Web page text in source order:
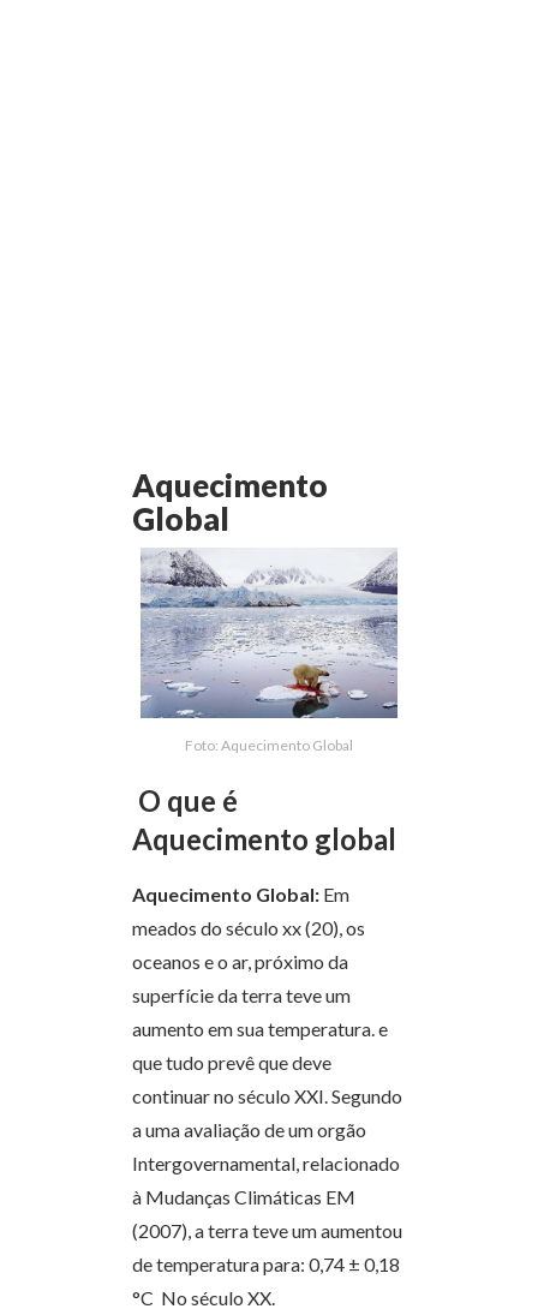
Aquecimento
Global
Foto: Aquecimento Global
O que é
Aquecimento global
Aquecimento Global: Em
meados do século xx (20), os
oceanos e o ar, próximo da
superfície da terra teve um
aumento em sua temperatura. e
que tudo prevê que deve
continuar no século XXI. Segundo
a uma avaliação de um orgão
Intergovernamental, relacionado
à Mudanças Climáticas EM
(2007), a terra teve um aumentou
de temperatura para: 0,74 ± 0,18
°C No século XX.